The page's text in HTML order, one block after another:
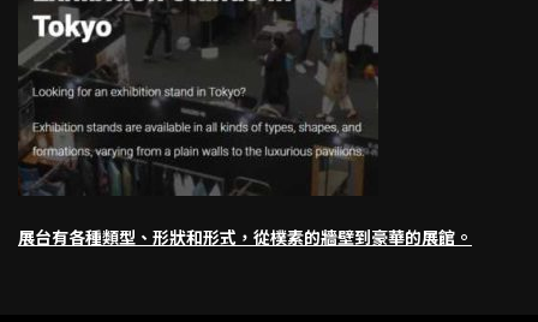
展台有各種類型、形狀和形式，從樸素的牆壁到豪華的展館。